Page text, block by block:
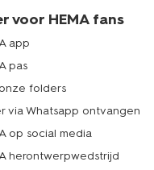
voor HEMA fans
app
pas
folders
via Whatsapp ontvangen
op social media
herontwerpwedstrijd